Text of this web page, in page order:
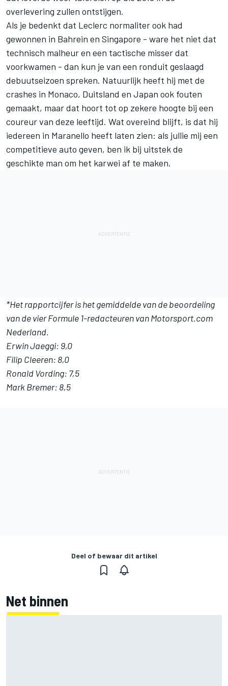
overlevering zullen ontstijgen.
Als je bedenkt dat Leclerc normaliter ook had
gewonnen in Bahrein en Singapore - ware het niet dat
technisch malheur en een tactische misser dat
voorkwamen - dan kun je van een ronduit geslaagd
debuutseizoen spreken. Natuurlijk heeft hij met de
crashes in Monaco, Duitsland en Japan ook fouten
gemaakt, maar dat hoort tot op zekere hoogte bij een
coureur van deze leeftijd. Wat overeind blijft, is dat hij
iedereen in Maranello heeft laten zien: als jullie mij een
competitieve auto geven, ben ik bij uitstek de
geschikte man om het karwei af te maken.
*Het rapportcijfer is het gemiddelde van de beoordeling
van de vier Formule 1-redacteuren van Motorsport.com
Nederland.
Erwin Jaeggi: 9,0
Filip Cleeren: 8,0
Ronald Vording: 7,5
Mark Bremer: 8,5
Deel of bewaar dit artikel
Net binnen